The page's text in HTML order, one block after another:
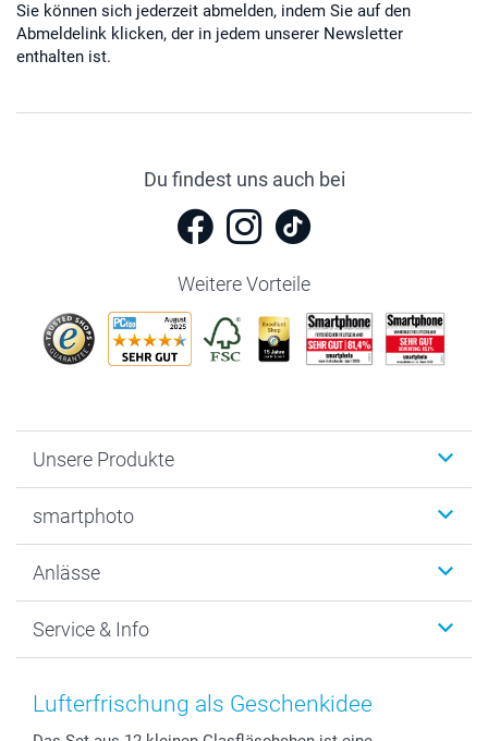
Sie können sich jederzeit abmelden, indem Sie auf den
Abmeldelink klicken, der in jedem unserer Newsletter
enthalten ist.
Du findest uns auch bei
Weitere Vorteile
Unsere Produkte
Fotogeschenke
MyNameBook
Fotoabzüge, Fotos als Buch & Poster
Zubehör & Material
Foto-Kalender & Agenden
smartphoto
Warum smartphoto
Datenschutz
AGB
Anlässe
Neujahr
Muttertag
Service & Info
Anmelden /Registrieren
Preise und Versandkosten
Lufterfrischung als Geschenkidee